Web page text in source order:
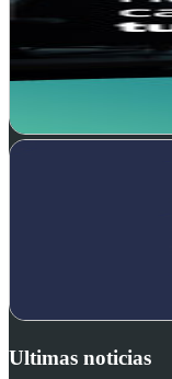
Ultimas noticias